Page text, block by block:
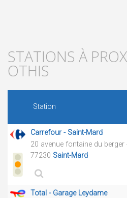
STATIONS À
OTHIS
Station
Carrefour - Saint-Mard
20 avenue fontaine du berger
77230 Saint-Mard
Total - Garage Leydame